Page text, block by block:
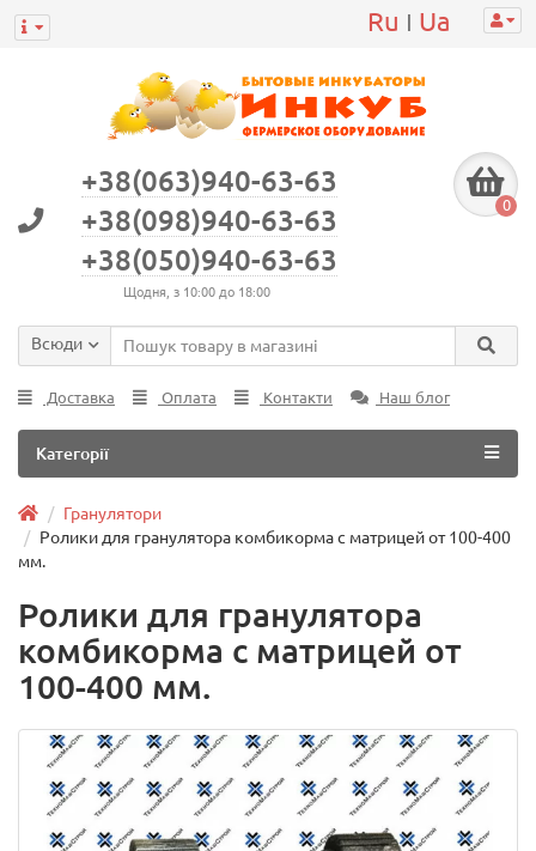
Ru | Ua
+38(063)940-63-63
+38(098)940-63-63
+38(050)940-63-63
Щодня, з 10:00 до 18:00
0
Всюди
Доставка Оплата Контакти Наш блог
Категорії
Гранулятори
Ролики для гранулятора комбикорма с матрицей от 100-400
мм.
Ролики для гранулятора
комбикорма с матрицей от
100-400 мм.